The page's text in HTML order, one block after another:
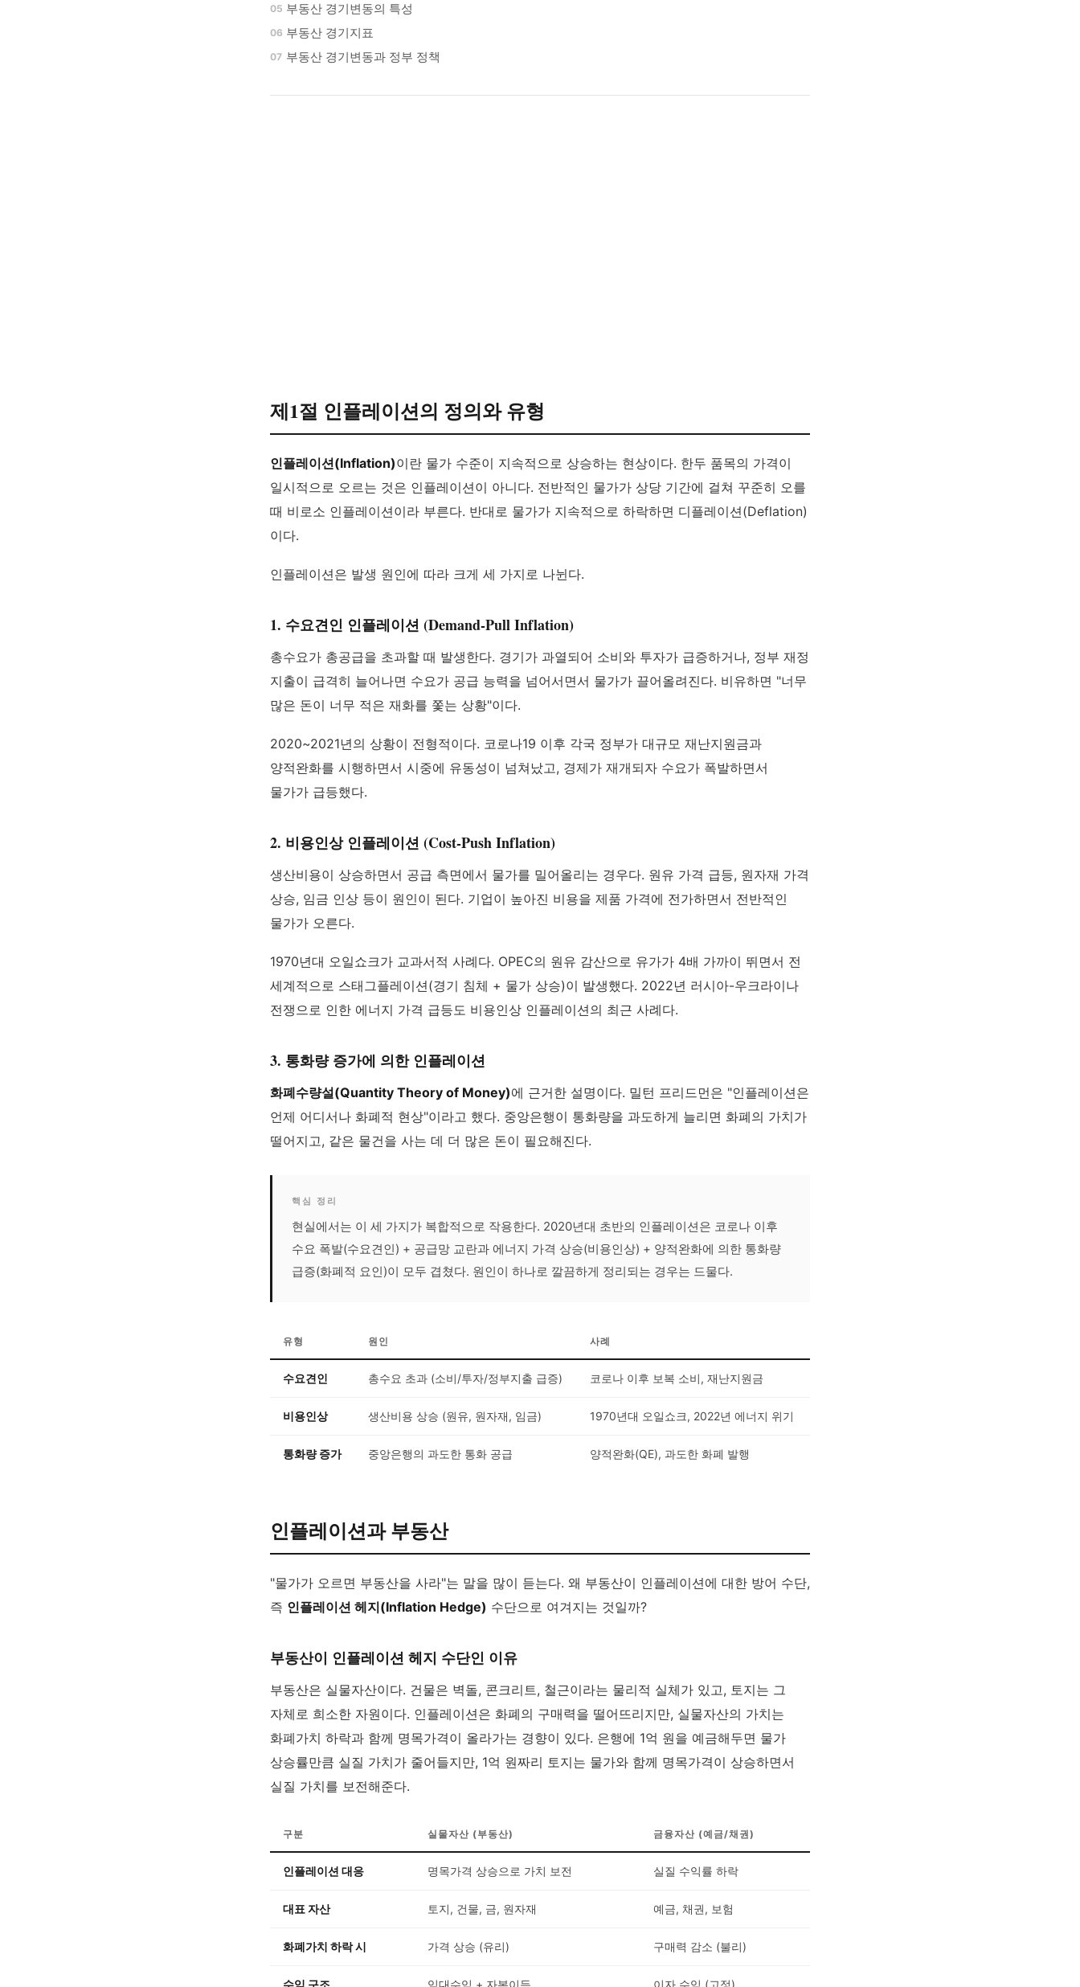
부동산 경기변동의 특성
부동산 경기지표
부동산 경기변동과 정부 정책
제1절 인플레이션의 정의와 유형
인플레이션(Inflation)이란 물가 수준이 지속적으로 상승하는 현상이다. 한두 품목의 가격이
일시적으로 오르는 것은 인플레이션이 아니다. 전반적인 물가가 상당 기간에 걸쳐 꾸준히 오를
때 비로소 인플레이션이라 부른다. 반대로 물가가 지속적으로 하락하면 디플레이션(Deflation)
이다.
인플레이션은 발생 원인에 따라 크게 세 가지로 나뉜다.
1. 수요견인 인플레이션 (Demand-Pull Inflation)
총수요가 총공급을 초과할 때 발생한다. 경기가 과열되어 소비와 투자가 급증하거나, 정부 재정
지출이 급격히 늘어나면 수요가 공급 능력을 넘어서면서 물가가 끌어올려진다. 비유하면 "너무
많은 돈이 너무 적은 재화를 쫓는 상황"이다.
2020~2021년의 상황이 전형적이다. 코로나19 이후 각국 정부가 대규모 재난지원금과
양적완화를 시행하면서 시중에 유동성이 넘쳐났고, 경제가 재개되자 수요가 폭발하면서
물가가 급등했다.
2. 비용인상 인플레이션 (Cost-Push Inflation)
생산비용이 상승하면서 공급 측면에서 물가를 밀어올리는 경우다. 원유 가격 급등, 원자재 가격
상승, 임금 인상 등이 원인이 된다. 기업이 높아진 비용을 제품 가격에 전가하면서 전반적인
물가가 오른다.
1970년대 오일쇼크가 교과서적 사례다. OPEC의 원유 감산으로 유가가 4배 가까이 뛰면서 전
세계적으로 스태그플레이션(경기 침체 + 물가 상승)이 발생했다. 2022년 러시아-우크라이나
전쟁으로 인한 에너지 가격 급등도 비용인상 인플레이션의 최근 사례다.
3. 통화량 증가에 의한 인플레이션
화폐수량설(Quantity Theory of Money)에 근거한 설명이다. 밀턴 프리드먼은 "인플레이션은
언제 어디서나 화폐적 현상"이라고 했다. 중앙은행이 통화량을 과도하게 늘리면 화폐의 가치가
떨어지고, 같은 물건을 사는 데 더 많은 돈이 필요해진다.
핵심 정리
현실에서는 이 세 가지가 복합적으로 작용한다. 2020년대 초반의 인플레이션은 코로나 이후
수요 폭발(수요견인) + 공급망 교란과 에너지 가격 상승(비용인상) + 양적완화에 의한 통화량
급증(화폐적 요인)이 모두 겹쳤다. 원인이 하나로 깔끔하게 정리되는 경우는 드물다.
유형 원인 사례
수요견인 총수요 초과 (소비/투자/정부지출 급증) 코로나 이후 보복 소비, 재난지원금
비용인상 생산비용 상승 (원유, 원자재, 임금) 1970년대 오일쇼크, 2022년 에너지 위기
통화량 증가 중앙은행의 과도한 통화 공급 양적완화(QE), 과도한 화폐 발행
인플레이션과 부동산
"물가가 오르면 부동산을 사라"는 말을 많이 듣는다. 왜 부동산이 인플레이션에 대한 방어 수단,
즉 인플레이션 헤지(Inflation Hedge) 수단으로 여겨지는 것일까?
부동산이 인플레이션 헤지 수단인 이유
부동산은 실물자산이다. 건물은 벽돌, 콘크리트, 철근이라는 물리적 실체가 있고, 토지는 그
자체로 희소한 자원이다. 인플레이션은 화폐의 구매력을 떨어뜨리지만, 실물자산의 가치는
화폐가치 하락과 함께 명목가격이 올라가는 경향이 있다. 은행에 1억 원을 예금해두면 물가
상승률만큼 실질 가치가 줄어들지만, 1억 원짜리 토지는 물가와 함께 명목가격이 상승하면서
실질 가치를 보전해준다.
구분 실물자산 (부동산) 금융자산 (예금/채권)
인플레이션 대응 명목가격 상승으로 가치 보전 실질 수익률 하락
대표 자산 토지, 건물, 금, 원자재 예금, 채권, 보험
화폐가치 하락 시 가격 상승 (유리) 구매력 감소 (불리)
수익 구조 임대수익 + 자본이득 이자 수익 (고정)